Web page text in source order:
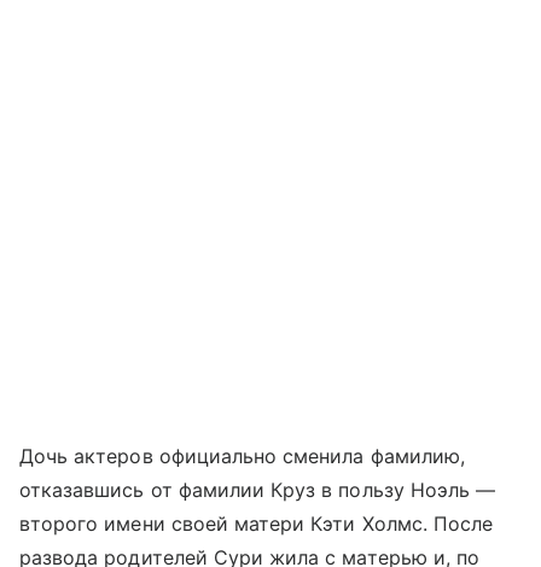
Дочь актеров официально сменила фамилию,
отказавшись от фамилии Круз в пользу Ноэль —
второго имени своей матери Кэти Холмс. После
развода родителей Сури жила с матерью и, по